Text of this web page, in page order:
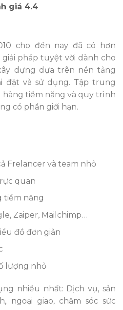
giá 4.4
cho đến nay đã có hơn
giải pháp tuyệt vời dành cho
dựng dựa trên nền tảng
đặt và sử dụng. Tập trung
hàng tiềm năng và quy trình
có phần giới hạn.
Frelancer và team nhỏ
quan
tiềm năng
Zaiper, Mailchimp…
đồ đơn giản
lượng nhỏ
nhiều nhất: Dịch vụ, sản
ngoại giao, chăm sóc sức